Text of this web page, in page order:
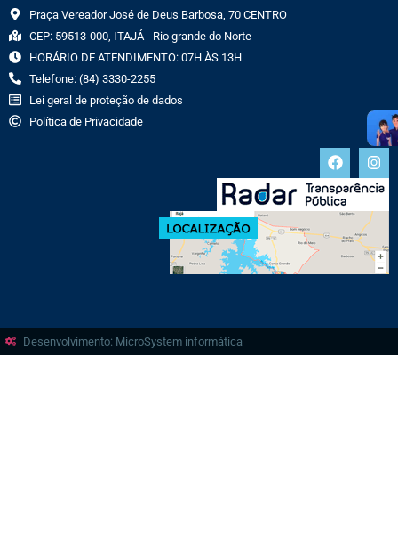
Praça Vereador José de Deus Barbosa, 70 CENTRO
CEP: 59513-000, ITAJÁ - Rio grande do Norte
HORÁRIO DE ATENDIMENTO: 07H ÀS 13H
Telefone: (84) 3330-2255
Lei geral de proteção de dados
Política de Privacidade
Desenvolvimento: MicroSystem informática